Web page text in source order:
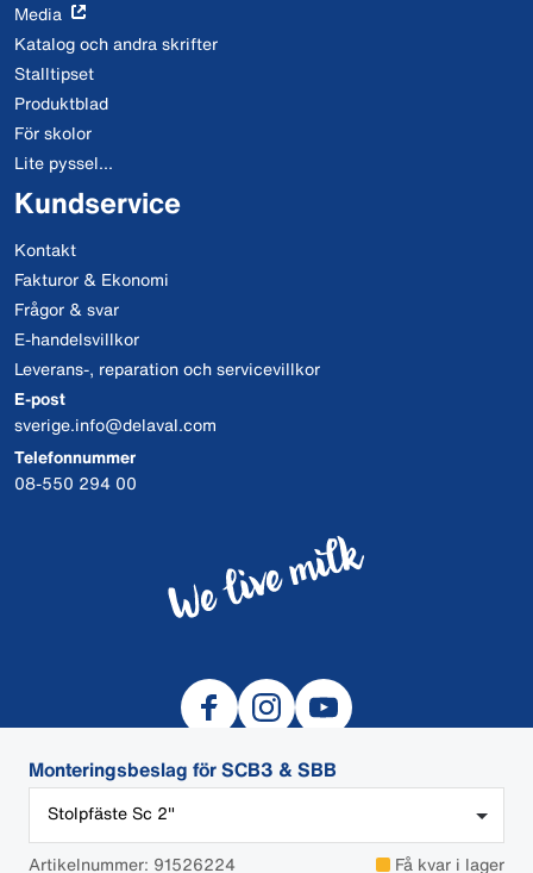
Monteringsbeslag för SCB3 & SBB
Stolpfäste Sc 2"
Artikelnummer: 91526224 Få kvar i lager
Media
Katalog och andra skrifter
Stalltipset
Produktblad
För skolor
Lite pyssel...
Kundservice
Kontakt
Fakturor & Ekonomi
Frågor & svar
E-handelsvillkor
Leverans-, reparation och servicevillkor
E-post
sverige.info@delaval.com
Telefonnummer
08-550 294 00
© 2026 DeLaval